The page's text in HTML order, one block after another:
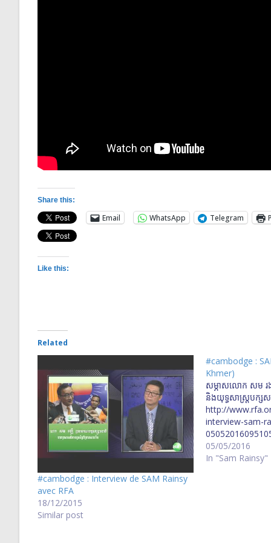
Share this:
Email WhatsApp Telegram
Like this:
Related
#cambodge : Interview de SAM Rainsy
avec RFA
18/12/2015
Similar post
#cambodge :
Khmer)
សម្ភាស​លោក សម រ
និង​យុទ្ធសាស្ត្រ​បក្ស​ស
http://
interview-sam-
05/05/2016
In "Sam Rainsy"